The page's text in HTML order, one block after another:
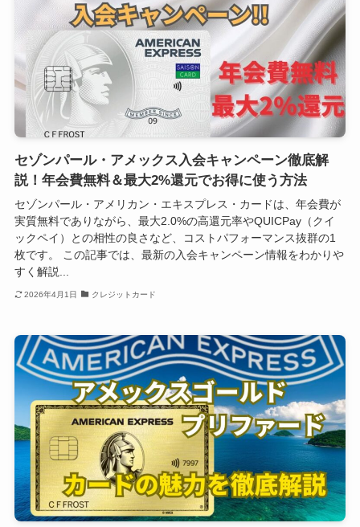
セゾンパール・アメックス入会キャンペーン徹底解
説！年会費無料＆最大2%還元でお得に使う方法
セゾンパール・アメリカン・エキスプレス・カードは、年会費が
実質無料でありながら、最大2.0%の高還元率やQUICPay（クイ
ックペイ）との相性の良さなど、コストパフォーマンス抜群の1
枚です。 この記事では、最新の入会キャンペーン情報をわかりや
すく解説...
2026年4月1日 クレジットカード